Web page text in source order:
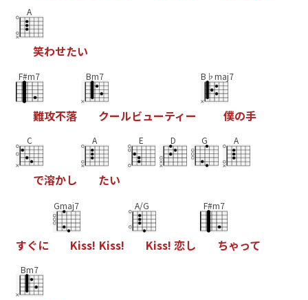
A
笑わせたい
F#m7
難攻不落
Bm7
クールビューティー
B♭maj7
僕の手
C
で溶かし
A
たい
E D G A
すぐに
Gmaj7
Kiss! Kiss!
A/G
Kiss! 恋し
F#m7
ちゃって
Bm7